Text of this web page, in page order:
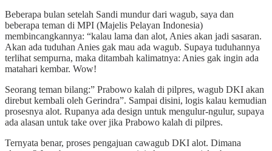
Beberapa bulan setelah Sandi mundur dari wagub, saya dan
beberapa teman di MPI (Majelis Pelayan Indonesia)
membincangkannya: “kalau lama dan alot, Anies akan jadi sasaran.
Akan ada tuduhan Anies gak mau ada wagub. Supaya tuduhannya
terlihat sempurna, maka ditambah kalimatnya: Anies gak ingin ada
matahari kembar. Wow!
Seorang teman bilang:” Prabowo kalah di pilpres, wagub DKI akan
direbut kembali oleh Gerindra”. Sampai disini, logis kalau kemudian
prosesnya alot. Rupanya ada design untuk mengulur-ngulur, supaya
ada alasan untuk take over jika Prabowo kalah di pilpres.
Ternyata benar, proses pengajuan cawagub DKI alot. Dimana